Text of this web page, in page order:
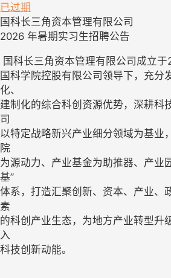
已过期
国科长三角资本管理有限公司
2026 年暑期实习生招聘公告
国科长三角资本管理有限公司成立
国科学院控股有限公司领导下，充分
化、
建制化的综合科创资源优势，深耕科
司
以特定战略新兴产业细分领域为基业
院
为源动力、产业基金为助推器、产业
基”
体系，打造汇聚创新、资本、产业、
素
的科创产业生态，为地方产业转型升
入
科技创新动能。